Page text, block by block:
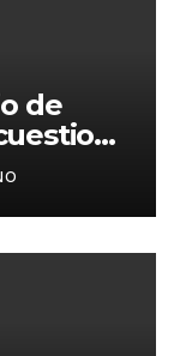
de